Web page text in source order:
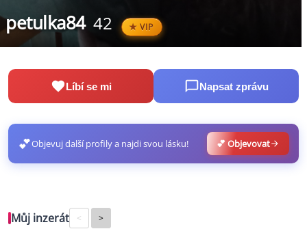
petulka84 42 VIP
Líbí se mi Napsat zprávu
💕Objevuj další profily a najdi svou lásku! 💕 Objevovat
Můj inzerát < >